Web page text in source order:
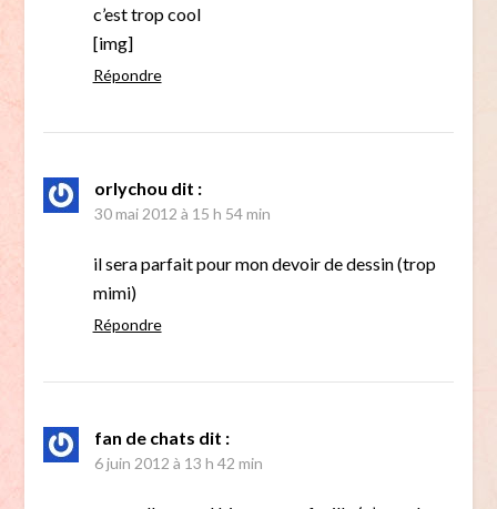
c’est trop cool
[img]
Répondre
orlychou dit :
30 mai 2012 à 15 h 54 min
il sera parfait pour mon devoir de dessin (trop
mimi)
Répondre
fan de chats dit :
6 juin 2012 à 13 h 42 min